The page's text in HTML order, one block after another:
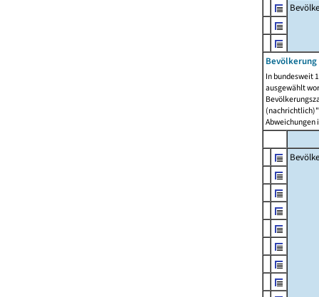
In bundesweit
ausgewählt
Abweichungen